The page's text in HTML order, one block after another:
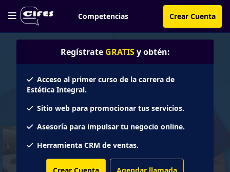
Competencias Crear Cuenta
Regístrate GRATIS y obtén:
Acceso al primer curso de la carrera de
Estética Integral.
Sitio web para promocionar tus servicios.
Asesoría para impulsar tu negocio online.
Herramienta CRM de ventas.